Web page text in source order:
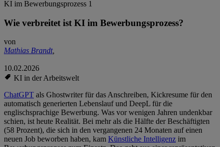
KI im Bewerbungsprozess 1
Wie verbreitet ist KI im Bewerbungsprozess?
von
Mathias Brandt,
10.02.2026
KI in der Arbeitswelt
ChatGPT als Ghostwriter für das Anschreiben, Kickresume für den
automatisch generierten Lebenslauf und DeepL für die
englischsprachige Bewerbung. Was vor wenigen Jahren undenkbar
schien, ist heute Realität. Bei mehr als die Hälfte der Beschäftigten
(58 Prozent), die sich in den vergangenen 24 Monaten auf einen
neuen Job beworben haben, kam Künstliche Intelligenz im